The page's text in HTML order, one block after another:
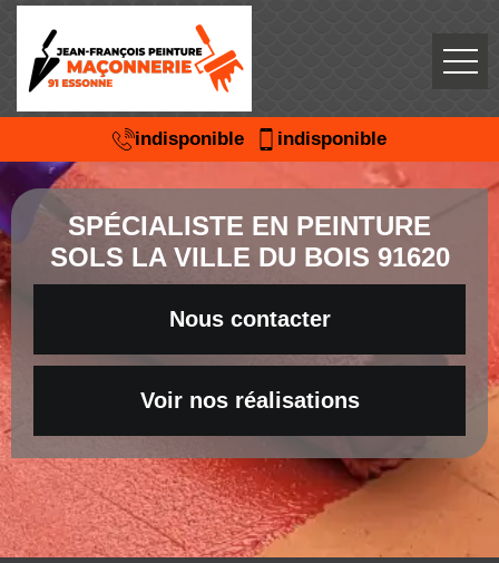
indisponible indisponible
SPÉCIALISTE EN PEINTURE
SOLS LA VILLE DU BOIS 91620
Nous contacter
Voir nos réalisations